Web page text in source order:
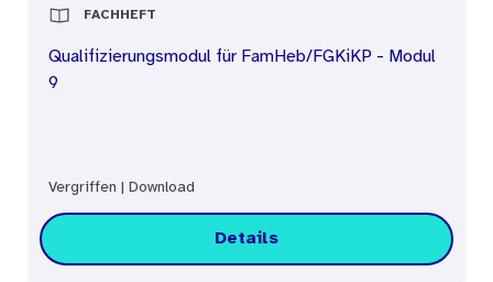
FACHHEFT
Qualifizierungsmodul für FamHeb/FGKiKP - Modul
9
Vergriffen | Download
Details